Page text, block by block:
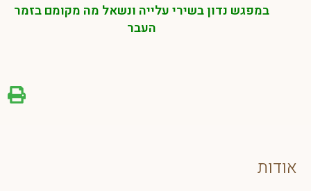
במפגש נדון בשירי עלייה ונשאל מה מקומם בזמר
העבר
אודות